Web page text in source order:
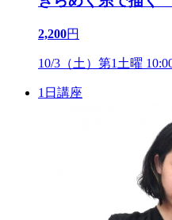
2,200円
10/3（土）第1土曜
1日講座